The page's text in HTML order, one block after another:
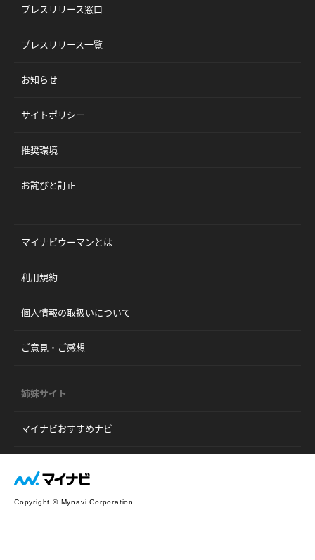
プレスリリース窓口
プレスリリース一覧
お知らせ
サイトポリシー
推奨環境
お詫びと訂正
マイナビウーマンとは
利用規約
個人情報の取扱いについて
ご意見・ご感想
姉妹サイト
マイナビおすすめナビ
Copyright © Mynavi Corporation